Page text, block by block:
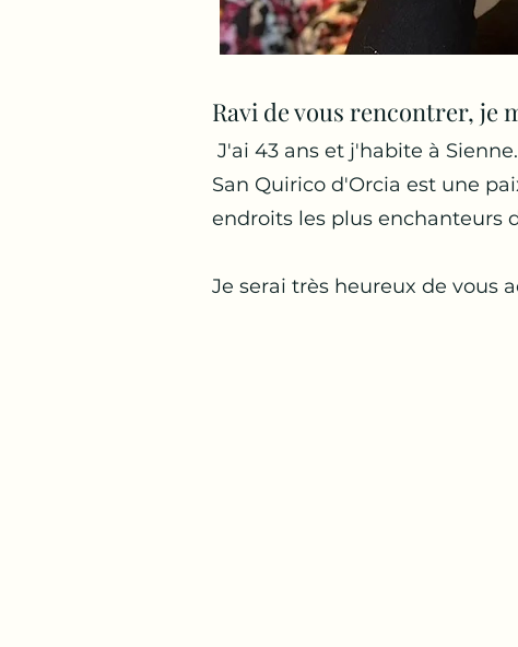
Ravi de vous rencontrer, je
J'ai 43 ans et j'habite à Sienne.
San Quirico d'Orcia est une
endroits les plus enchanteurs
Je serai très heureux de vous